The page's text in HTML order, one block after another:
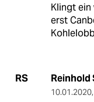
Klingt ein
erst
RS Reinhold
10.01.2020,